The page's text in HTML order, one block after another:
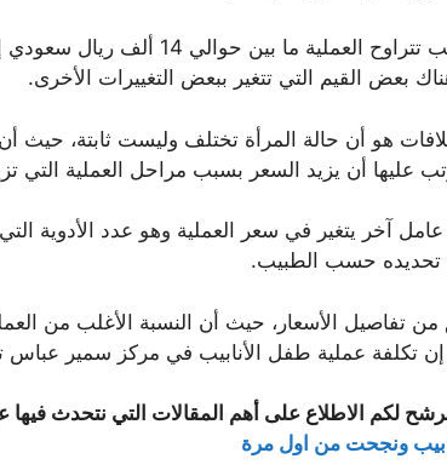
بعض القيم التي تتغير ببعض التغييرات الأخرى.
هو أن حالة المرأة تختلف وليست ثابتة، حيث
عليها أن يزيد السعر بسبب مراحل العملية التي
آخر يتغير في سعر العملية وهو عدد الأدوية
تحديده حسب الطبيب.
تفاصيل الأسعار، حيث أن النسبة الأغلب من
تكلفة عملية طفل الأنابيب في مركز سمير عباس
لكم الاطلاع على أهم المقالات التي نتحدث
ونجحت من اول مرة